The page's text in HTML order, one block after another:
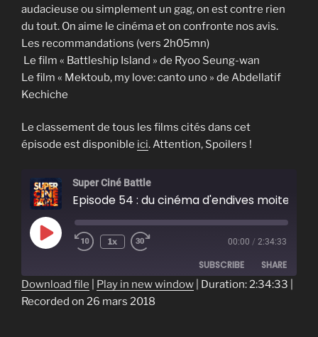
audacieuse ou simplement un gag, on est contre rien
du tout. On aime le cinéma et on confronte nos avis.
Les recommandations (vers 2h05mn)
Le film « Battleship Island » de Ryoo Seung-wan
Le film « Mektoub, my love: canto uno » de Abdellatif
Kechiche
Le classement de tous les films cités dans cet
épisode est disponible ici. Attention, Spoilers !
Super Ciné Battle
Episode 54 : du cinéma d'endives moites
Play
Episode
1x 00:00 / 2:34:33
SUBSCRIBE SHARE
SHARE
Download file Play in new window Duration: 2:34:33
Recorded on 26 mars 2018